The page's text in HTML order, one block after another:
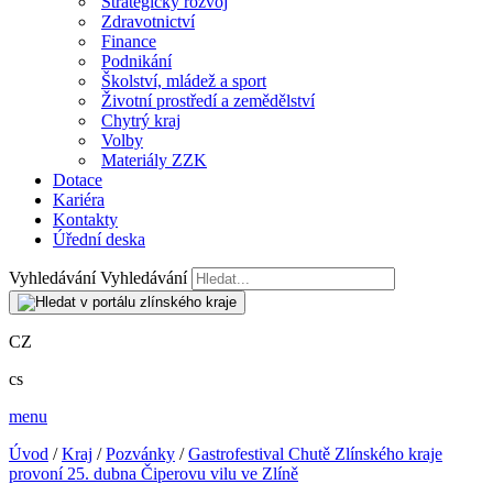
Zdravotnictví
Finance
Podnikání
Školství, mládež a sport
Životní prostředí a zemědělství
Chytrý kraj
Volby
Materiály ZZK
Dotace
Kariéra
Kontakty
Úřední deska
Vyhledávání Vyhledávání
CZ
cs
menu
Úvod /Kraj /Pozvánky /Gastrofestival Chutě Zlínského kraje
provoní 25. dubna Čiperovu vilu ve Zlíně